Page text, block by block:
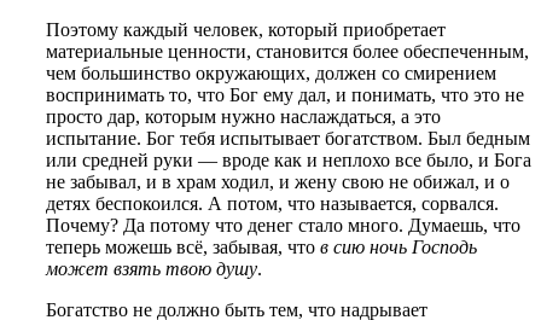
Поэтому каждый человек, который приобретает
материальные ценности, становится более обеспеченным,
чем большинство окружающих, должен со смирением
воспринимать то, что Бог ему дал, и понимать, что это не
просто дар, которым нужно наслаждаться, а это
испытание. Бог тебя испытывает богатством. Был бедным
или средней руки — вроде как и неплохо все было, и Бога
не забывал, и в храм ходил, и жену свою не обижал, и о
детях беспокоился. А потом, что называется, сорвался.
Почему? Да потому что денег стало много. Думаешь, что
теперь можешь всё, забывая, что в сию ночь Господь
может взять твою душу.
Богатство не должно быть тем, что надрывает